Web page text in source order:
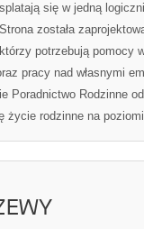
splatają się w jedną
Strona została
którzy potrzebują pomocy
pracy nad własnymi
Poradnictwo Rodzinne
życie rodzinne na